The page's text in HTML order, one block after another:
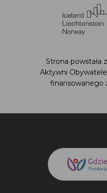
Strona powstała
Aktywni
finansowanego